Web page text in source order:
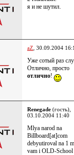
я и не шутил.
aZ , 30.09.2004
Уже сотый раз
Отлично, просто
отлично!
Renegade (гость),
03.10.2004 11:40
Mlya narod na
Billboard[at]com
debyutiroval na 1
vam i OLD-